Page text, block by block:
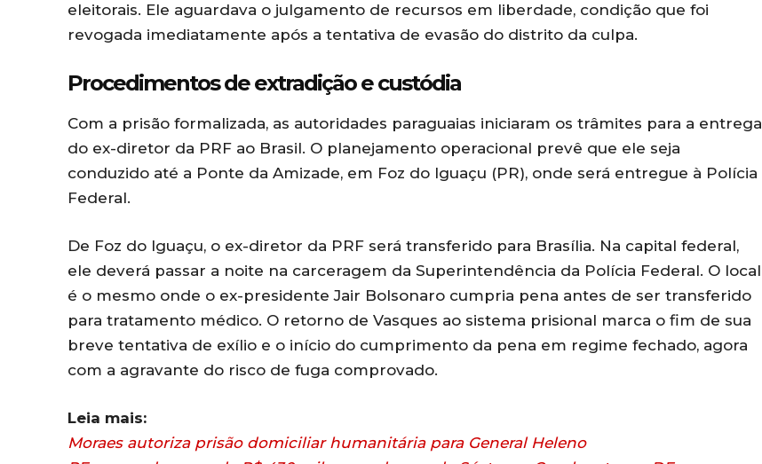
eleitorais. Ele aguardava o julgamento de recursos em liberdade, condição que foi
revogada imediatamente após a tentativa de evasão do distrito da culpa.
Procedimentos de extradição e custódia
Com a prisão formalizada, as autoridades paraguaias iniciaram os trâmites para a entrega
do ex-diretor da PRF ao Brasil. O planejamento operacional prevê que ele seja
conduzido até a Ponte da Amizade, em Foz do Iguaçu (PR), onde será entregue à Polícia
Federal.
De Foz do Iguaçu, o ex-diretor da PRF será transferido para Brasília. Na capital federal,
ele deverá passar a noite na carceragem da Superintendência da Polícia Federal. O local
é o mesmo onde o ex-presidente Jair Bolsonaro cumpria pena antes de ser transferido
para tratamento médico. O retorno de Vasques ao sistema prisional marca o fim de sua
breve tentativa de exílio e o início do cumprimento da pena em regime fechado, agora
com a agravante do risco de fuga comprovado.
Leia mais:
Moraes autoriza prisão domiciliar humanitária para General Heleno